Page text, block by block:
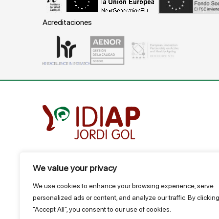
We value your privacy
We use cookies to enhance your browsing experience, serve
personalized ads or content, and analyze our traffic. By clicking
"Accept All", you consent to our use of cookies.
Acreditaciones
Gran Vía Corts Catalanes, 587 ático - 08007
934 824 124
idiap@idiapjgol.org